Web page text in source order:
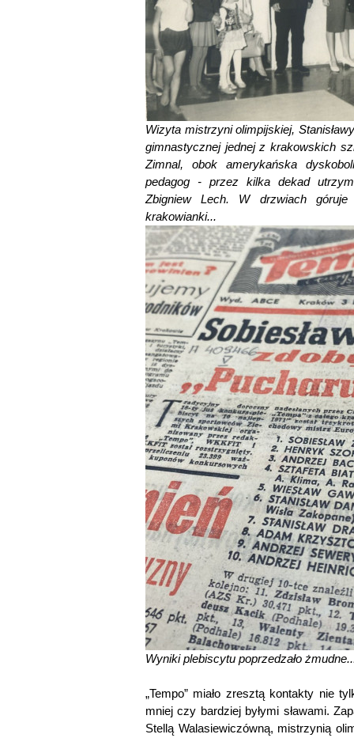
Wizyta mistrzyni olimpijskiej,
gimnastycznej jednej z krakowskich
Zimnal, obok amerykańska
pedagog - przez kilka dekad
Zbigniew Lech. W drzwiach
krakowianki...
Wyniki plebiscytu poprzedzało
„Tempo” miało zresztą kontakty nie
mniej czy bardziej byłymi sławami.
Stellą Walasiewiczówną, mistrzynią